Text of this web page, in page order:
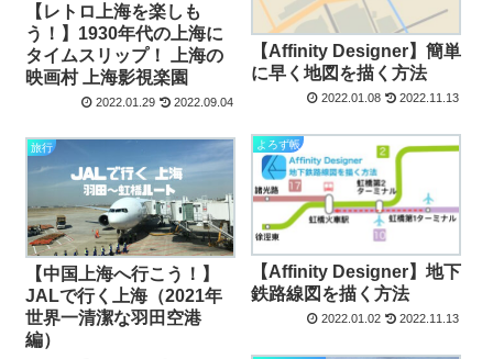
【レトロ上海を楽しも
う！】1930年代の上海に
タイムスリップ！ 上海の
映画村 上海影視楽園
2022.01.29 2022.09.04
【Affinity Designer】簡単
に早く地図を描く方法
2022.01.08 2022.11.13
よろず帳
【Affinity Designer】地下
鉄路線図を描く方法
2022.01.02 2022.11.13
旅行
【中国上海へ行こう！】
JALで行く上海（2021年
世界一清潔な羽田空港
編）